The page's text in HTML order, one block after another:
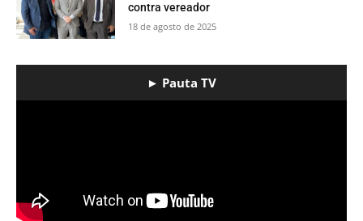
contra vereador
18 de agosto de 2025
► Pauta TV